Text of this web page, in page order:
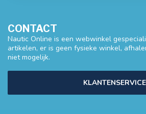
CONTACT
Nautic Online is een webwinkel
artikelen, er is geen fysieke winkel,
niet mogelijk.
KLANTENSERVICE